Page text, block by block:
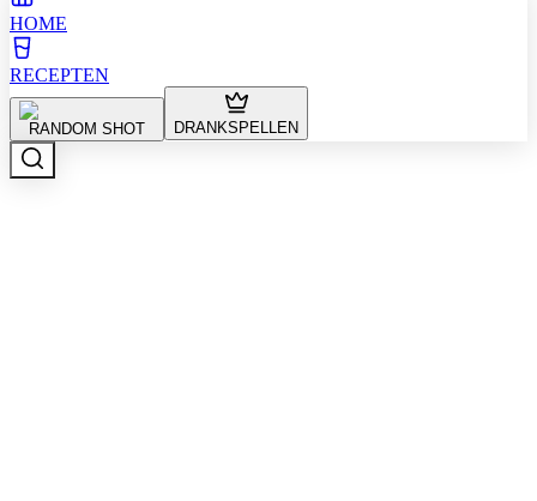
HOME
RECEPTEN
RANDOM SHOT DRANKSPELLEN